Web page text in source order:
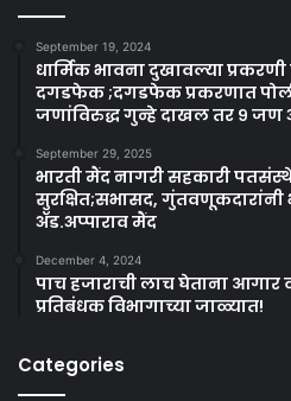
September 19, 2024
धार्मिक भावना दुखावल्या
दगडफेक ;दगडफेक प्रकरणात
जणांविरुद्ध गुन्हे दाखल तर ९
September 29, 2025
भारती मैंद नागरी सहकारी
सुरक्षित;सभासद,
ॲड.अप्पाराव मैंद
December 4, 2024
पाच हजाराची लाच घेताना
प्रतिबंधक विभागाच्या जाळ्यात!
Categories